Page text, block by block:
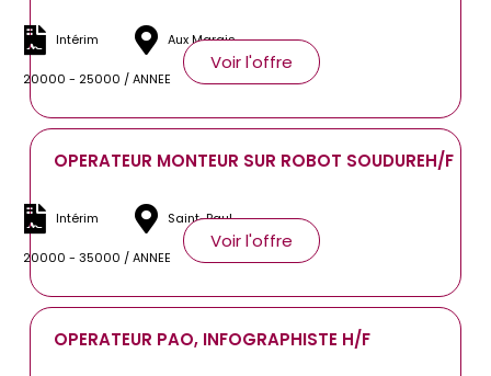
Intérim Aux Marais
20000 - 25000 / ANNEE
Voir l'offre
OPERATEUR MONTEUR SUR ROBOT SOUDUREH/F
Intérim Saint-Paul
20000 - 35000 / ANNEE
Voir l'offre
OPERATEUR PAO, INFOGRAPHISTE H/F